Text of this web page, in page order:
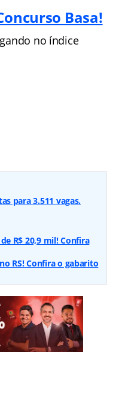
Basa!
no índice
para 3.511 vagas.
R$ 20,9 mil! Confira
RS! Confira o gabarito